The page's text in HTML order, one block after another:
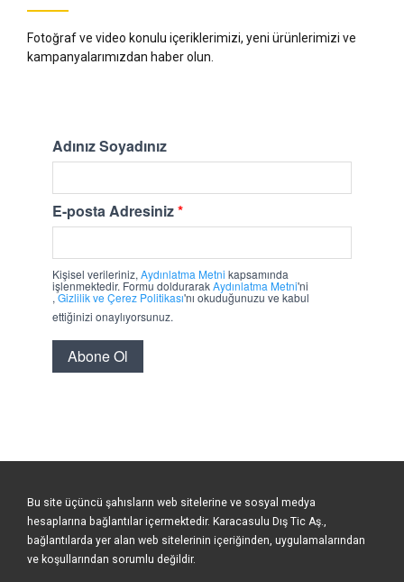
Fotoğraf ve video konulu içeriklerimizi, yeni ürünlerimizi ve
kampanyalarımızdan haber olun.
Bu site üçüncü şahısların web sitelerine ve sosyal medya
hesaplarına bağlantılar içermektedir. Karacasulu Dış Tic Aş.,
bağlantılarda yer alan web sitelerinin içeriğinden, uygulamalarından
ve koşullarından sorumlu değildir.